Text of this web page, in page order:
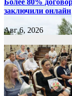
заключили онлайн
Авг 6, 2026